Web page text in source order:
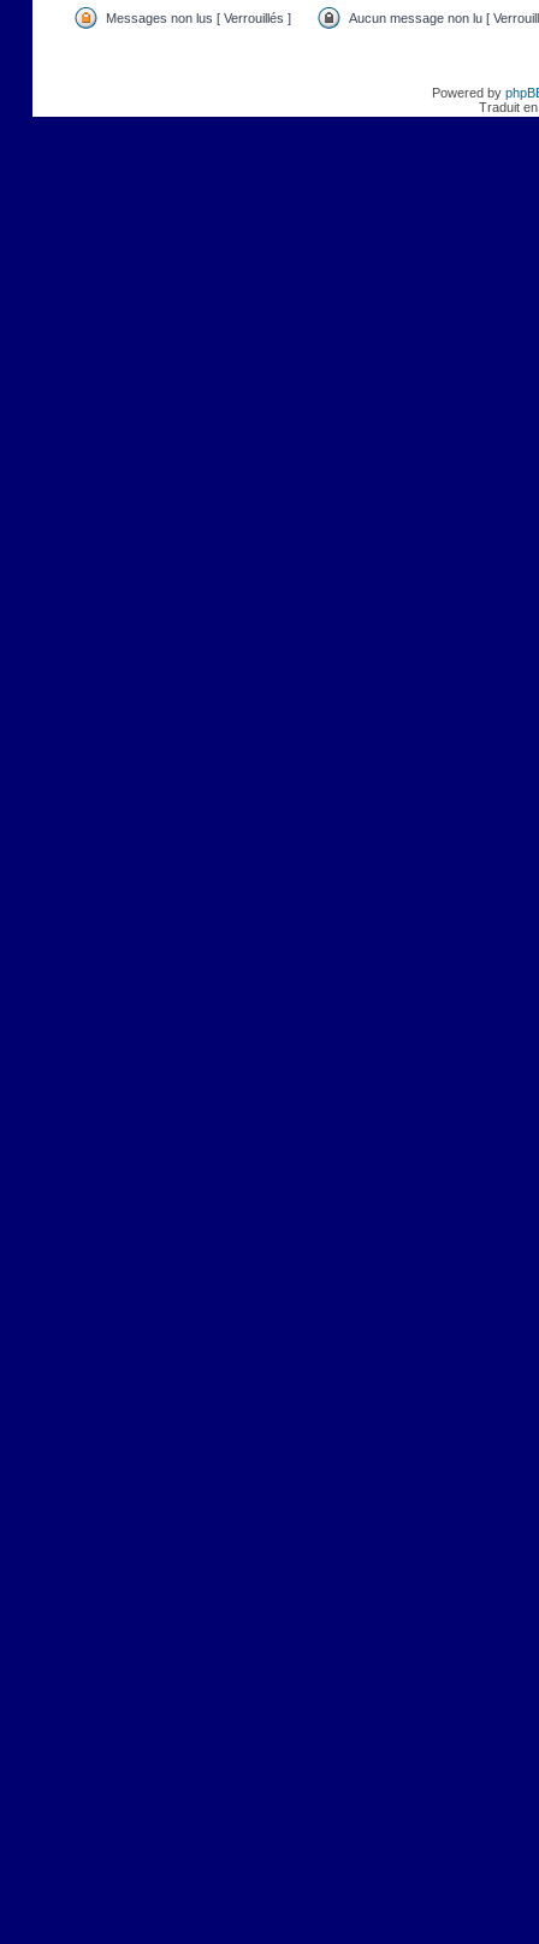
Messages non lus [ Verrouillés ] Aucun message non lu [
Powered by
Traduit